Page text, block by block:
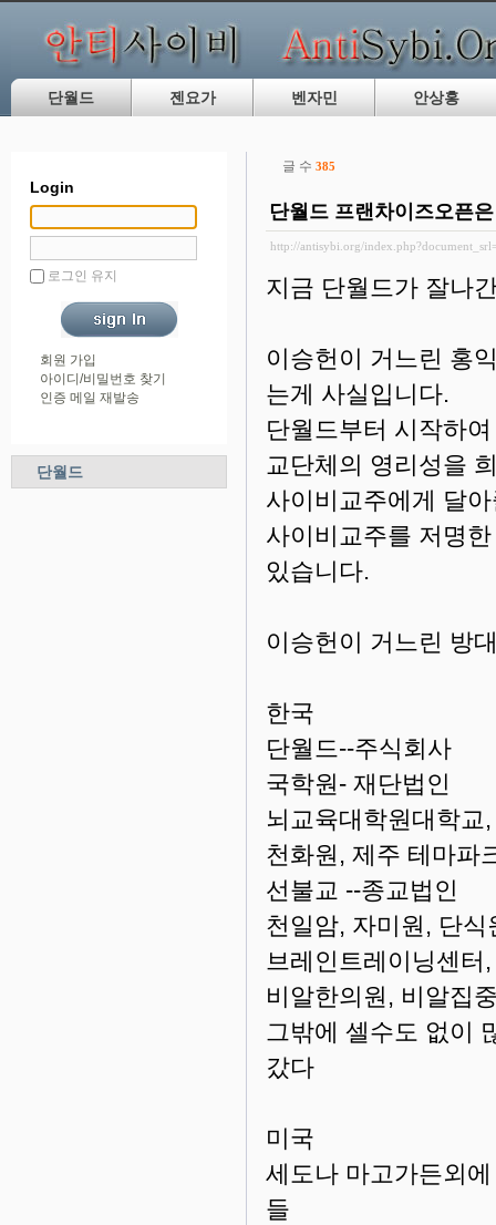
단월드 젠요가 벤자민 안상홍
Login
로그인 유지
회원 가입
아이디/비밀번호 찾기
인증 메일 재발송
단월드
글 수 385
단월드 프랜차이즈오픈
http://antisybi.org/
지금 단월드가 잘나
이승헌이 거느린 홍
는게 사실입니다.
단월드부터 시작하
교단체의 영리성을
사이비교주에게 달
사이비교주를 저명
있습니다.
이승헌이 거느린 방
한국
단월드--주식회사
국학원- 재단법인
뇌교육대학원대학교
천화원, 제주 테마파
선불교 --종교법인
천일암, 자미원, 단
브레인트레이닝센터
비알한의원, 비알집
그밖에 셀수도 없이
갔다
미국
세도나 마고가든외
들